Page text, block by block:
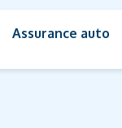
Assurance auto